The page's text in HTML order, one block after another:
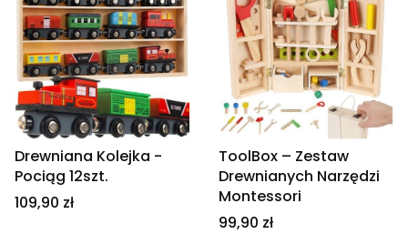
Drewniana Kolejka -
Pociąg 12szt.
Cena
109,90 zł
ToolBox – Zestaw
Drewnianych Narzędzi
Montessori
Cena
99,90 zł